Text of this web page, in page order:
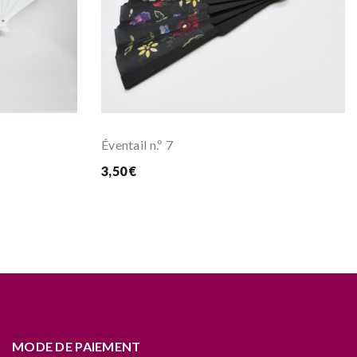
Éventail n.º 7
3,50 €
MODE DE PAIEMENT